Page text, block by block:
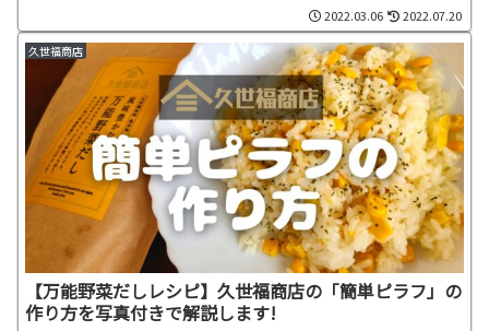
2022.03.06 2022.07.20
久世福商店
【万能野菜だしレシピ】久世福商店の「簡単ピラフ」の
作り方を写真付きで解説します!